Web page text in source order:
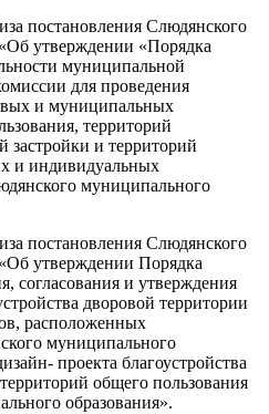
постановления Слюдянского
утверждении «Порядка
муниципальной
для проведения
и муниципальных
территорий
и территорий
и индивидуальных
муниципального
постановления Слюдянского
утверждении Порядка
согласования и утверждения
дворовой территории
расположенных
муниципального
проекта благоустройства
общего пользования
образования».